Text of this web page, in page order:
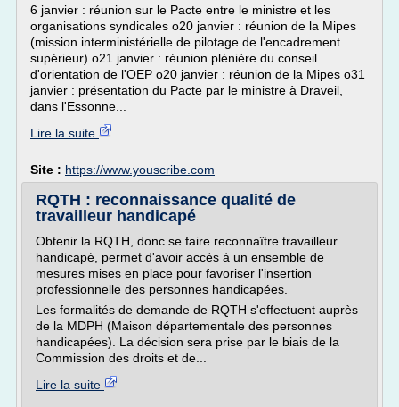
6 janvier : réunion sur le Pacte entre le ministre et les
organisations syndicales o20 janvier : réunion de la Mipes
(mission interministérielle de pilotage de l'encadrement
supérieur) o21 janvier : réunion plénière du conseil
d'orientation de l'OEP o20 janvier : réunion de la Mipes o31
janvier : présentation du Pacte par le ministre à Draveil,
dans l'Essonne...
Lire la suite
Site : https://www.youscribe.com
RQTH : reconnaissance qualité de
travailleur handicapé
Obtenir la RQTH, donc se faire reconnaître travailleur
handicapé, permet d'avoir accès à un ensemble de
mesures mises en place pour favoriser l'insertion
professionnelle des personnes handicapées.
Les formalités de demande de RQTH s'effectuent auprès
de la MDPH (Maison départementale des personnes
handicapées). La décision sera prise par le biais de la
Commission des droits et de...
Lire la suite